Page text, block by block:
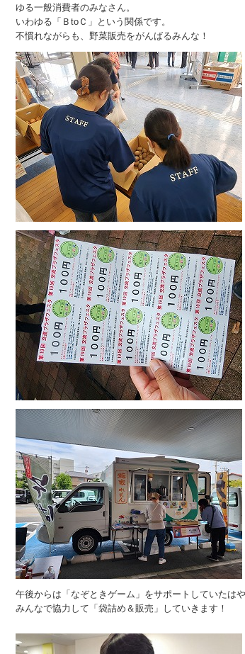
ゆる一般消費者のみなさん。
いわゆる「ＢtoＣ」という関係です。
不慣れながらも、野菜販売をがんばるみんな！
午後からは「なぞときゲーム」をサポートしていたは
みんなで協力して「袋詰め＆販売」していきます！